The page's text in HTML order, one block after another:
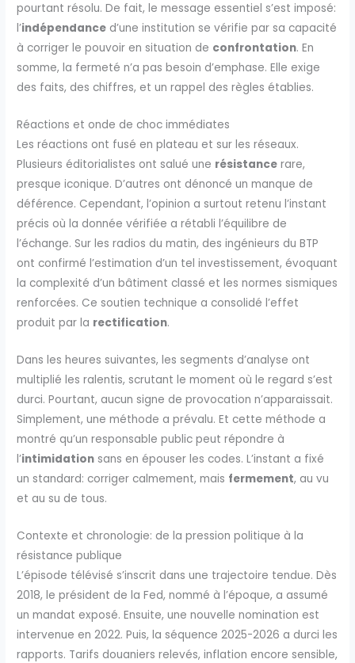
pourtant résolu. De fait, le message essentiel s’est imposé:
l’indépendance d’une institution se vérifie par sa capacité
à corriger le pouvoir en situation de confrontation. En
somme, la fermeté n’a pas besoin d’emphase. Elle exige
des faits, des chiffres, et un rappel des règles établies.
Réactions et onde de choc immédiates
Les réactions ont fusé en plateau et sur les réseaux.
Plusieurs éditorialistes ont salué une résistance rare,
presque iconique. D’autres ont dénoncé un manque de
déférence. Cependant, l’opinion a surtout retenu l’instant
précis où la donnée vérifiée a rétabli l’équilibre de
l’échange. Sur les radios du matin, des ingénieurs du BTP
ont confirmé l’estimation d’un tel investissement, évoquant
la complexité d’un bâtiment classé et les normes sismiques
renforcées. Ce soutien technique a consolidé l’effet
produit par la rectification.
Dans les heures suivantes, les segments d’analyse ont
multiplié les ralentis, scrutant le moment où le regard s’est
durci. Pourtant, aucun signe de provocation n’apparaissait.
Simplement, une méthode a prévalu. Et cette méthode a
montré qu’un responsable public peut répondre à
l’intimidation sans en épouser les codes. L’instant a fixé
un standard: corriger calmement, mais fermement, au vu
et au su de tous.
Contexte et chronologie: de la pression politique à la
résistance publique
L’épisode télévisé s’inscrit dans une trajectoire tendue. Dès
2018, le président de la Fed, nommé à l’époque, a assumé
un mandat exposé. Ensuite, une nouvelle nomination est
intervenue en 2022. Puis, la séquence 2025-2026 a durci les
rapports. Tarifs douaniers relevés, inflation encore sensible,